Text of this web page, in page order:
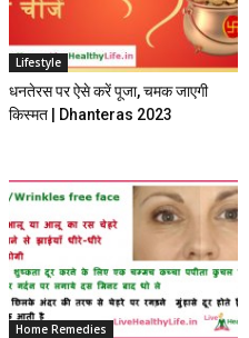
Lifestyle
धनतेरस पर ऐसे करें पूजा, चमक जाएगी
किस्मत | Dhanteras 2023
Home Remedies